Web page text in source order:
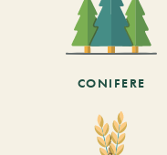
CONIFERE